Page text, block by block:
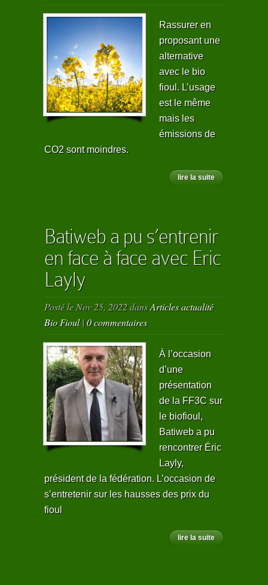
Rassurer en
proposant une
alternative
avec le bio
fioul. L’usage
est le même
mais les
émissions de
CO2 sont moindres.
lire la suite
Batiweb a pu s’entrenir
en face à face avec Eric
Layly
Posté le Nov 25, 2022 dansArticles actualité
Bio Fioul|0 commentaires
À l’occasion
d’une
présentation
de la FF3C sur
le biofioul,
Batiweb a pu
rencontrer Éric
Layly,
président de la fédération. L’occasion de
s’entretenir sur les hausses des prix du
fioul
lire la suite